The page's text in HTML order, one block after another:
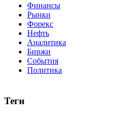
Финансы
Рынки
Форекс
Нефть
Аналитика
Биржи
События
Политика
Теги